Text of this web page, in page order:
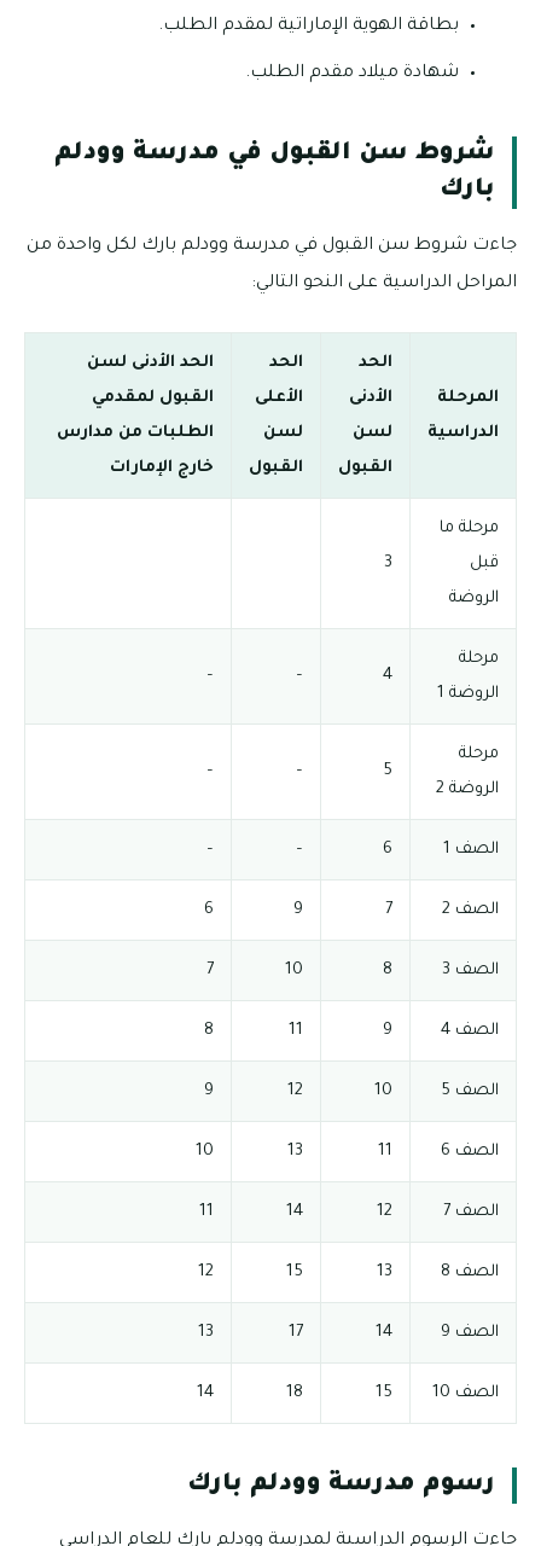
بطاقة الهوية الإماراتية لمقدم الطلب.
شهادة ميلاد مقدم الطلب.
شروط سن القبول في مدرسة وودلم
بارك
جاءت شروط سن القبول في مدرسة وودلم بارك لكل واحدة من
المراحل الدراسية على النحو التالي:
المرحلة
الدراسية
الحد
الأدنى
لسن
القبول
الحد
الأعلى
لسن
القبول
الحد الأدنى لسن
القبول لمقدمي
الطلبات من مدارس
خارج الإمارات
مرحلة ما
قبل
الروضة
3
مرحلة
الروضة 1
4
–
–
مرحلة
الروضة 2
5
–
–
الصف 1 6
–
–
الصف 2 7
9
6
الصف 3 8
10
7
الصف 4 9
11
8
الصف 5 10
12
9
الصف 6 11
13
10
الصف 7 12
14
11
الصف 8 13
15
12
الصف 9 14
17
13
الصف 10 15
18
14
رسوم مدرسة وودلم بارك
جاءت الرسوم الدراسية لمدرسة وودلم بارك للعام الدراسي